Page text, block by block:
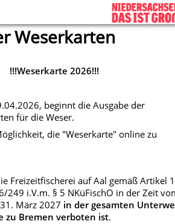
Weserkarten
!!!Weserkarte 2026!!!
beginnt die Ausgabe der
für die Weser.
die "Weserkarte" online zu
Freizeitfischerei auf Aal gemäß Artikel
249 i.V.m. § 5 NKüFischO in der Zeit
März 2027 in der gesamten
zu Bremen verboten ist.